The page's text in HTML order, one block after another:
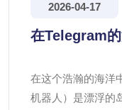
2026-04-17
在Telegram
在这个浩瀚的海洋
机器人）是漂浮的